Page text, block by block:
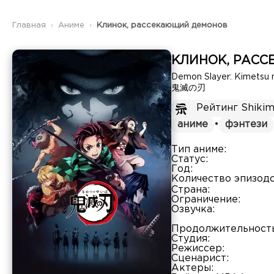
Главная Аниме Клинок, рассекающий демонов
КЛИНОК,
Demon Slayer: Kimetsu
鬼滅の刃
Рейтинг
аниме
• фэнтези
Тип аниме:
Статус:
Год:
Количество
Страна:
Ограничение:
Озвучка:
Студия:
Режиссер:
Сценарист:
Актеры: